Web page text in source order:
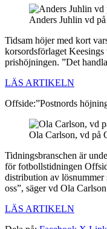
Anders Juhlin vd
Tidsam höjer med kort
korsordsförlaget
prishöjningen. ”Det
LÄS ARTIKELN
Offside:”Postnords
Ola Carlson, vd på
Tidningsbranschen är
för fotbollstidningen
distribution av lösnummer
oss”, säger vd Ola
LÄS ARTIKELN